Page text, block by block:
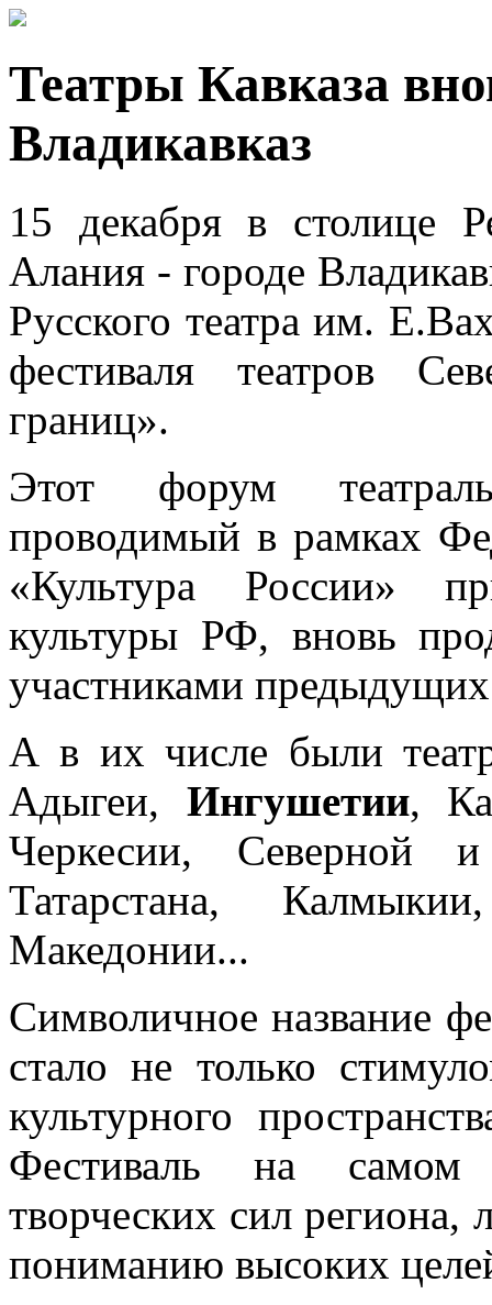
Театры Кавказа
Владикавказ
15 декабря в столице
Алания - городе
Русского театра им.
фестиваля театров
границ».
Этот форум
проводимый в рамках
«Культура России»
культуры РФ, вновь
участниками предыдущих
А в их числе были
Адыгеи, Ингушетии,
Черкесии,
Татарстана,
Македонии...
Символичное название
стало не только
культурного
Фестиваль на самом
творческих сил
пониманию высоких